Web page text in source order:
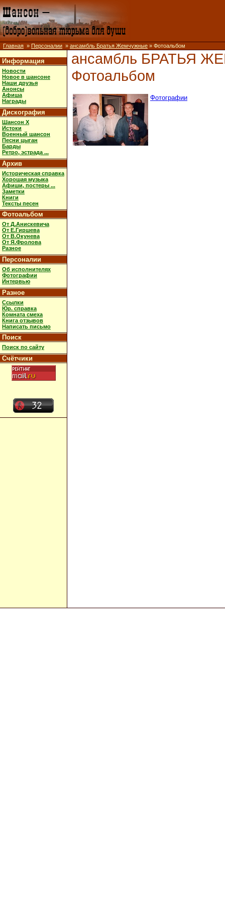
Главная » Персоналии » ансамбль Братья Жемчужные » Фотоальбом
Информация
Новости
Новое в шансоне
Наши друзья
Анонсы
Афиша
Награды
Дискография
Шансон X
Истоки
Военный шансон
Песни цыган
Барды
Ретро, эстрада ...
Архив
Историческая справка
Хорошая музыка
Афиши, постеры ...
Заметки
Книги
Тексты песен
Фотоальбом
От Д.Анискевича
От Е.Гиршева
От В.Окунева
От Я.Фролова
Разное
Персоналии
Об исполнителях
Фотографии
Интервью
Разное
Ссылки
Юр. справка
Комната смеха
Книга отзывов
Написать письмо
Поиск
Поиск по сайту
Счётчики
ансамбль БРАТЬЯ
Фотоальбом
Фотографии